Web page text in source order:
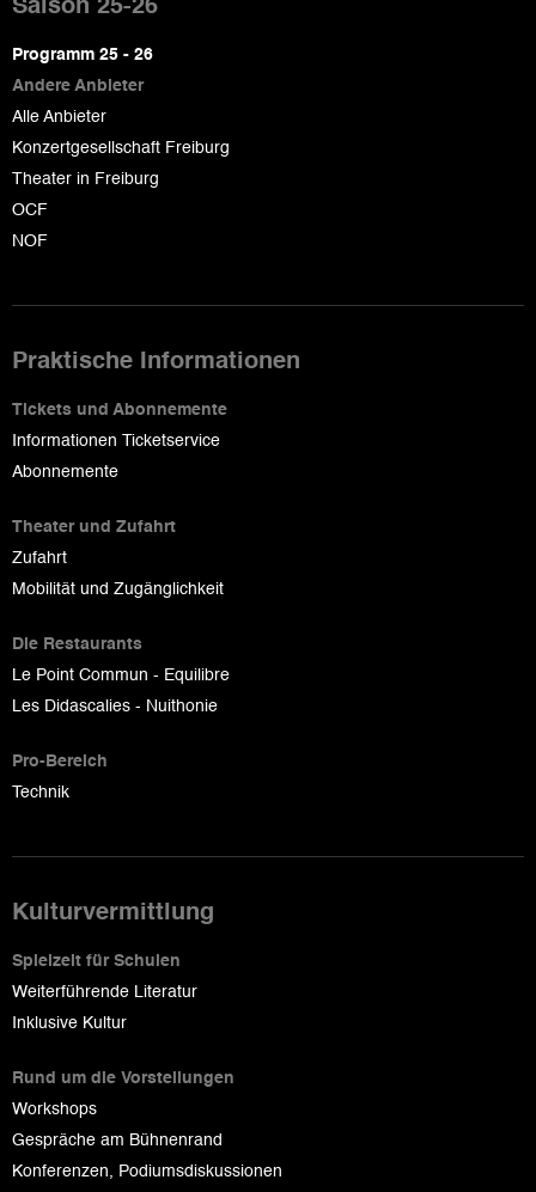
de
page
Saison 25-26
Programm 25 - 26
Andere Anbieter
Alle Anbieter
Konzertgesellschaft Freiburg
Theater in Freiburg
OCF
NOF
Praktische Informationen
Tickets und Abonnemente
Informationen Ticketservice
Abonnemente
Theater und Zufahrt
Zufahrt
Mobilität und Zugänglichkeit
Die Restaurants
Le Point Commun - Equilibre
Les Didascalies - Nuithonie
Pro-Bereich
Technik
Kulturvermittlung
Spielzeit für Schulen
Weiterführende Literatur
Inklusive Kultur
Rund um die Vorstellungen
Workshops
Gespräche am Bühnenrand
Konferenzen, Podiumsdiskussionen